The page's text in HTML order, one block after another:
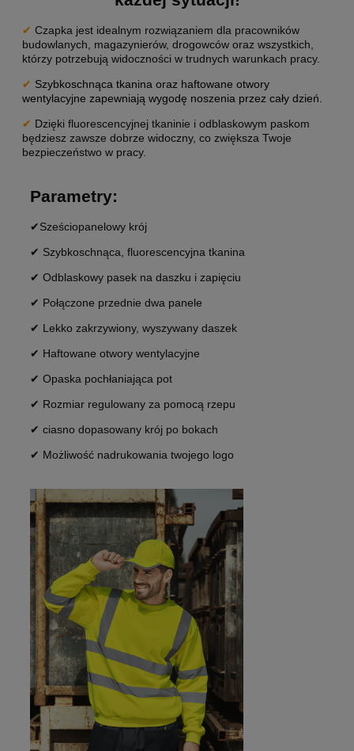
✔ Czapka jest idealnym rozwiązaniem dla pracowników
budowlanych, magazynierów, drogowców oraz wszystkich,
którzy potrzebują widoczności w trudnych warunkach pracy.
✔ Szybkoschnąca tkanina oraz haftowane otwory
wentylacyjne zapewniają wygodę noszenia przez cały dzień.
✔ Dzięki fluorescencyjnej tkaninie i odblaskowym paskom
będziesz zawsze dobrze widoczny, co zwiększa Twoje
bezpieczeństwo w pracy.
Parametry:
✔Sześciopanelowy krój
✔ Szybkoschnąca, fluorescencyjna tkanina
✔ Odblaskowy pasek na daszku i zapięciu
✔ Połączone przednie dwa panele
✔ Lekko zakrzywiony, wyszywany daszek
✔ Haftowane otwory wentylacyjne
✔ Opaska pochłaniająca pot
✔ Rozmiar regulowany za pomocą rzepu
✔ ciasno dopasowany krój po bokach
✔ Możliwość nadrukowania twojego logo